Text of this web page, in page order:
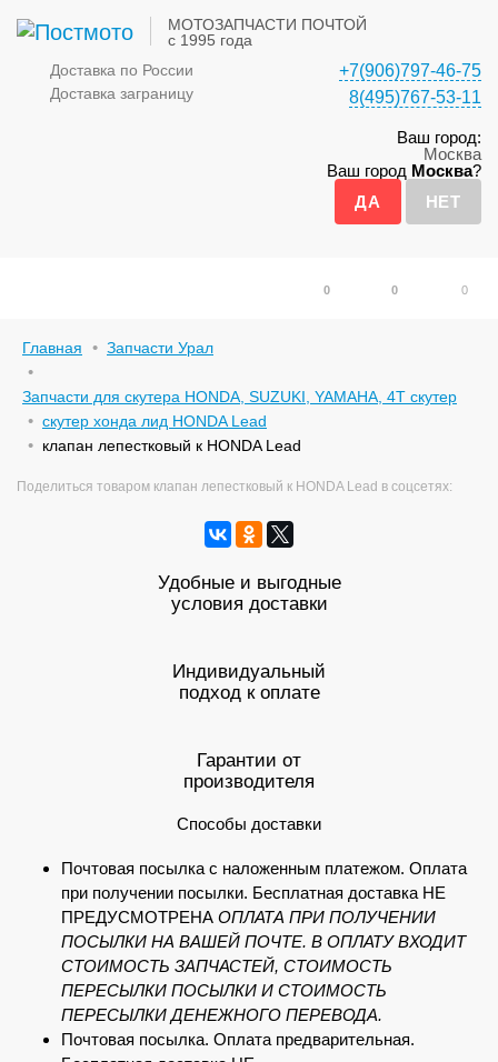
МОТОЗАПЧАСТИ ПОЧТОЙ
с 1995 года
Доставка по России
Доставка заграницу
+7(906)797-46-75
8(495)767-53-11
Ваш город:
Москва
Ваш город Москва?
0
0 0
Главная Запчасти Урал
Запчасти для скутера HONDA, SUZUKI, YAMAHA, 4Т скутер
скутер хонда лид HONDA Lead
клапан лепестковый к HONDA Lead
Поделиться товаром клапан лепестковый к HONDA Lead в соцсетях:
Удобные и выгодные
условия доставки
Индивидуальный
подход к оплате
Гарантии от
производителя
Способы доставки
Почтовая посылка с наложенным платежом. Оплата
при получении посылки. Бесплатная доставка НЕ
ПРЕДУСМОТРЕНА ОПЛАТА ПРИ ПОЛУЧЕНИИ
ПОСЫЛКИ НА ВАШЕЙ ПОЧТЕ. В ОПЛАТУ ВХОДИТ
СТОИМОСТЬ ЗАПЧАСТЕЙ, СТОИМОСТЬ
ПЕРЕСЫЛКИ ПОСЫЛКИ И СТОИМОСТЬ
ПЕРЕСЫЛКИ ДЕНЕЖНОГО ПЕРЕВОДА.
Почтовая посылка. Оплата предварительная.